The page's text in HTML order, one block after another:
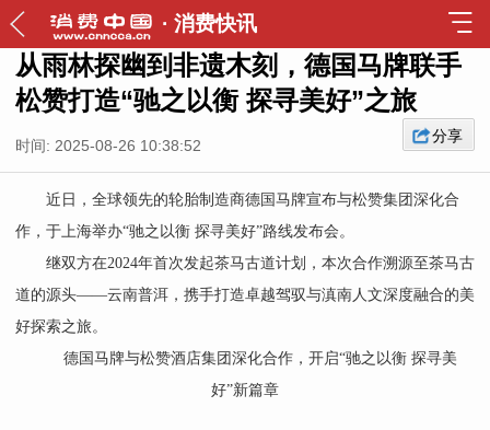
· 消费快讯
从雨林探幽到非遗木刻，德国马牌联手
松赞打造“驰之以衡 探寻美好”之旅
时间: 2025-08-26 10:38:52
分享
近日，全球领先的轮胎制造商德国马牌宣布与松赞集团深化合
作，于上海举办“驰之以衡 探寻美好”路线发布会。
继双方在2024年首次发起茶马古道计划，本次合作溯源至茶马古
道的源头——云南普洱，携手打造卓越驾驭与滇南人文深度融合的美
好探索之旅。
德国马牌与松赞酒店集团深化合作，开启“驰之以衡 探寻美
好”新篇章